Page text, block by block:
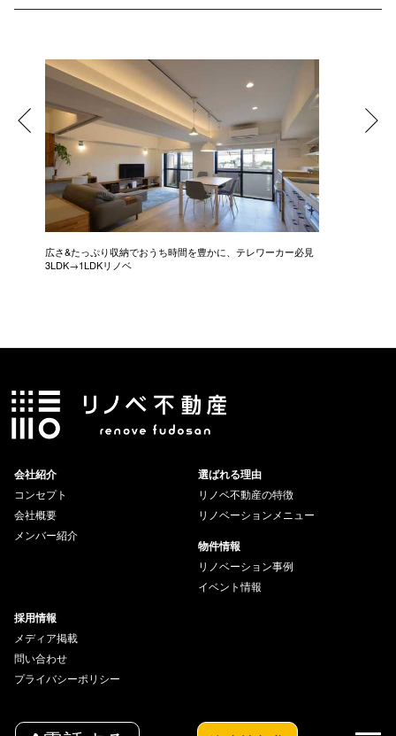
広さ&たっぷり収納でおうち時間を豊かに、テレワーカー必見
3LDK→1LDKリノベ
会社紹介
コンセプト
会社概要
メンバー紹介
選ばれる理由
リノベ不動産の特徴
リノベーションメニュー
物件情報
リノベーション事例
イベント情報
採用情報
メディア掲載
問い合わせ
プライバシーポリシー